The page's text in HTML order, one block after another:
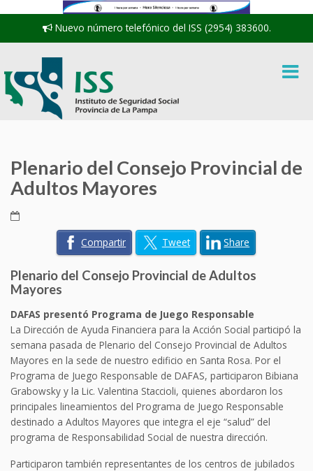
Nuevo número telefónico del ISS (2954) 383600.
Plenario del Consejo Provincial de
Adultos Mayores
Compartir Tweet Share
Plenario del Consejo Provincial de Adultos
Mayores
DAFAS presentó Programa de Juego Responsable
La Dirección de Ayuda Financiera para la Acción Social participó la
semana pasada de Plenario del Consejo Provincial de Adultos
Mayores en la sede de nuestro edificio en Santa Rosa. Por el
Programa de Juego Responsable de DAFAS, participaron Bibiana
Grabowsky y la Lic. Valentina Staccioli, quienes abordaron los
principales lineamientos del Programa de Juego Responsable
destinado a Adultos Mayores que integra el eje “salud” del
programa de Responsabilidad Social de nuestra dirección.
Participaron también representantes de los centros de jubilados